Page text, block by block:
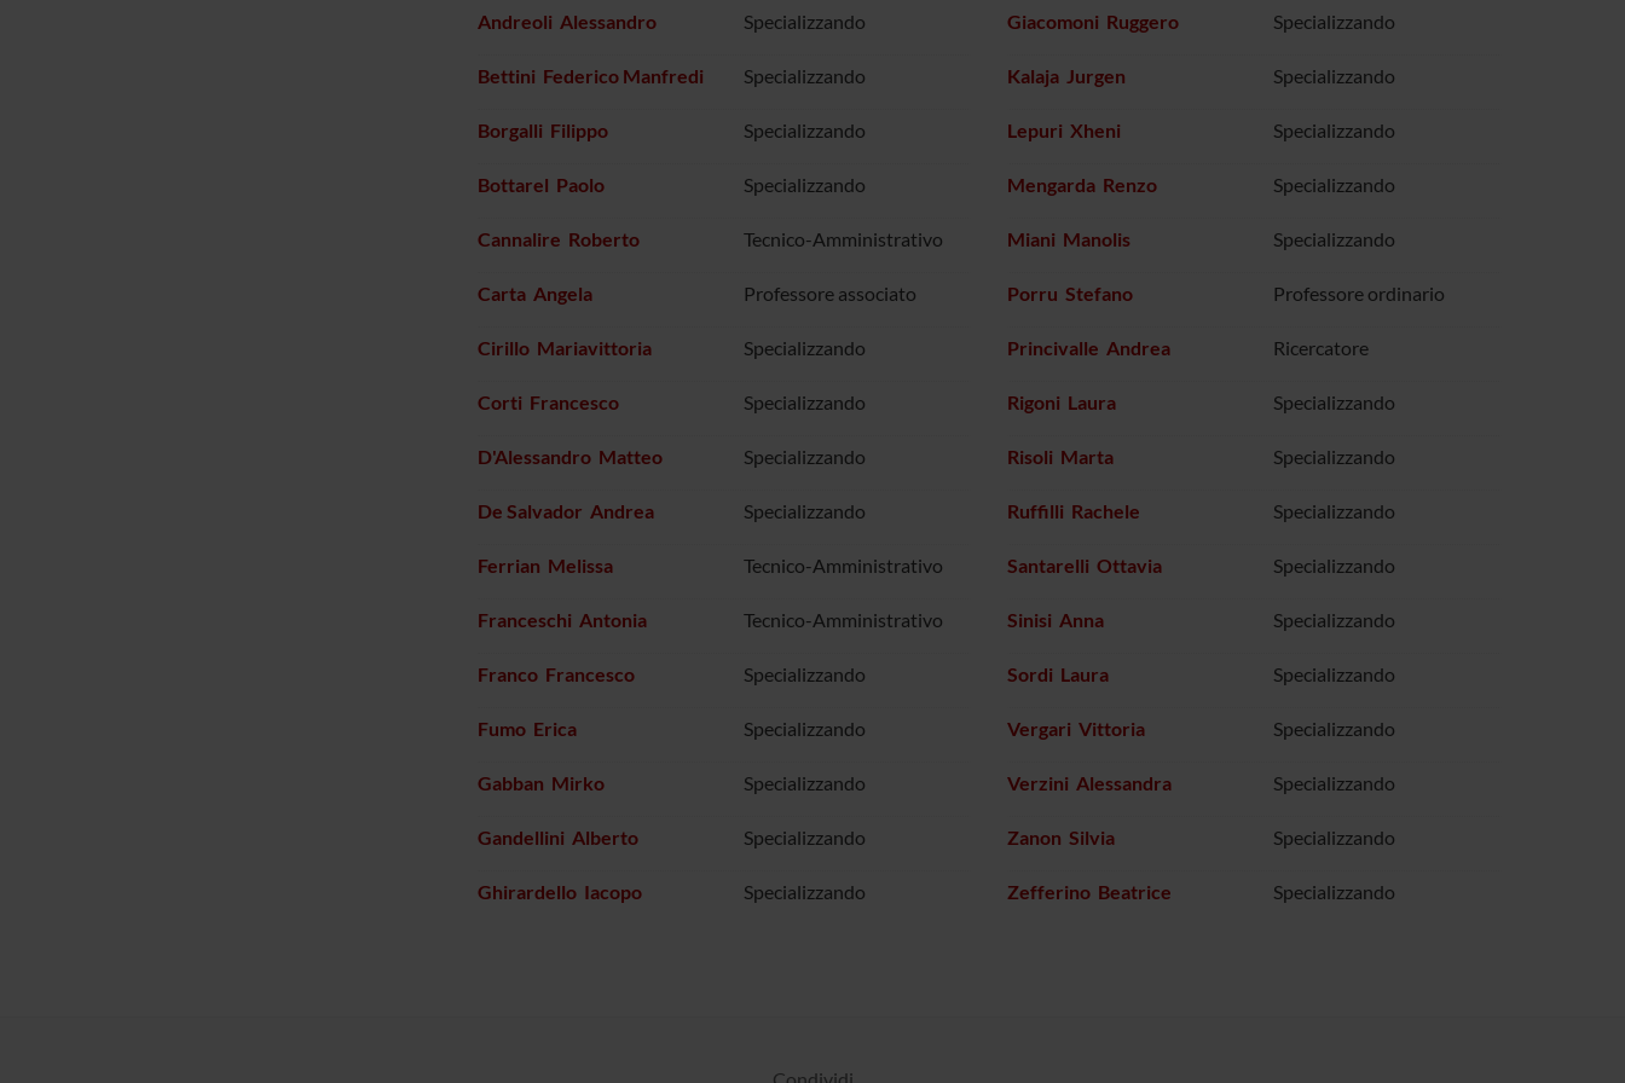
Andreoli Alessandro Specializzando
Bettini Federico Manfredi Specializzando
Borgalli Filippo Specializzando
Bottarel Paolo Specializzando
Cannalire Roberto Tecnico-Amministrativo
Carta Angela Professore associato
Cirillo Mariavittoria Specializzando
Corti Francesco Specializzando
D'Alessandro Matteo Specializzando
De Salvador Andrea Specializzando
Ferrian Melissa Tecnico-Amministrativo
Franceschi Antonia Tecnico-Amministrativo
Franco Francesco Specializzando
Fumo Erica Specializzando
Gabban Mirko Specializzando
Gandellini Alberto Specializzando
Ghirardello Iacopo Specializzando
Giacomoni Ruggero Specializzando
Kalaja Jurgen Specializzando
Lepuri Xheni Specializzando
Mengarda Renzo Specializzando
Miani Manolis Specializzando
Porru Stefano Professore ordinario
Princivalle Andrea Ricercatore
Rigoni Laura Specializzando
Risoli Marta Specializzando
Ruffilli Rachele Specializzando
Santarelli Ottavia Specializzando
Sinisi Anna Specializzando
Sordi Laura Specializzando
Vergari Vittoria Specializzando
Verzini Alessandra Specializzando
Zanon Silvia Specializzando
Zefferino Beatrice Specializzando